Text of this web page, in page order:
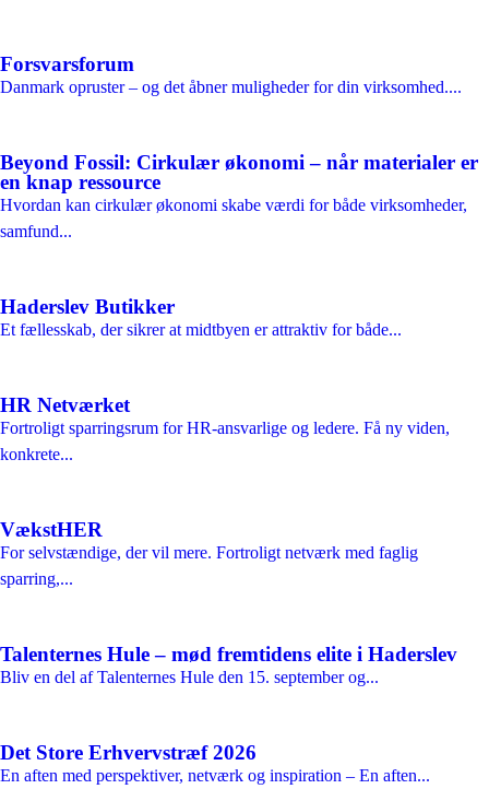
Forsvarsforum
Danmark opruster – og det åbner muligheder for din virksomhed....
Beyond Fossil: Cirkulær økonomi – når materialer er
en knap ressource
Hvordan kan cirkulær økonomi skabe værdi for både virksomheder,
samfund...
Haderslev Butikker
Et fællesskab, der sikrer at midtbyen er attraktiv for både...
HR Netværket
Fortroligt sparringsrum for HR-ansvarlige og ledere. Få ny viden,
konkrete...
VækstHER
For selvstændige, der vil mere. Fortroligt netværk med faglig
sparring,...
Talenternes Hule – mød fremtidens elite i Haderslev
Bliv en del af Talenternes Hule den 15. september og...
Det Store Erhvervstræf 2026
En aften med perspektiver, netværk og inspiration – En aften...